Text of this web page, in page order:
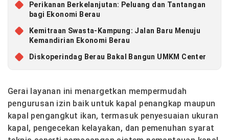
Perikanan Berkelanjutan: Peluang dan Tantangan
bagi Ekonomi Berau
Kemitraan Swasta-Kampung: Jalan Baru Menuju
Kemandirian Ekonomi Berau
Diskoperindag Berau Bakal Bangun UMKM Center
Gerai layanan ini menargetkan mempermudah
pengurusan izin baik untuk kapal penangkap maupun
kapal pengangkut ikan, termasuk penyesuaian ukuran
kapal, pengecekan kelayakan, dan pemenuhan syarat